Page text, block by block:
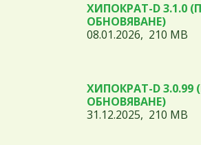
ХИПОКРАТ-D 3.1.0
ОБНОВЯВАНЕ)
08.01.2026, 210 MB
ХИПОКРАТ-D 3.0.99
ОБНОВЯВАНЕ)
31.12.2025, 210 MB